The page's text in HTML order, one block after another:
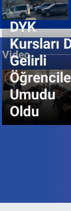
Video
DYK
Kursları
Gelirli
Umudu
Oldu